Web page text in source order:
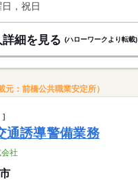
，祝日
詳細を見る (ハローワークより転載)
：前橋公共職業安定所）
通誘導警備業務
社